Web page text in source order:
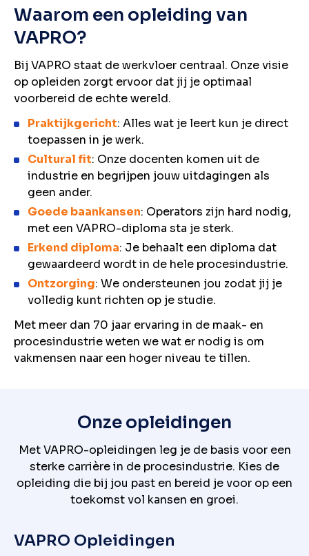
Waarom een opleiding van
VAPRO?
Bij VAPRO staat de werkvloer centraal. Onze visie
op opleiden zorgt ervoor dat jij je optimaal
voorbereid de echte wereld.
Praktijkgericht: Alles wat je leert kun je direct
toepassen in je werk.
Cultural fit: Onze docenten komen uit de
industrie en begrijpen jouw uitdagingen als
geen ander.
Goede baankansen: Operators zijn hard nodig,
met een VAPRO-diploma sta je sterk.
Erkend diploma: Je behaalt een diploma dat
gewaardeerd wordt in de hele procesindustrie.
Ontzorging: We ondersteunen jou zodat jij je
volledig kunt richten op je studie.
Met meer dan 70 jaar ervaring in de maak- en
procesindustrie weten we wat er nodig is om
vakmensen naar een hoger niveau te tillen.
Onze opleidingen
Met VAPRO-opleidingen leg je de basis voor een
sterke carrière in de procesindustrie. Kies de
opleiding die bij jou past en bereid je voor op een
toekomst vol kansen en groei.
VAPRO Opleidingen